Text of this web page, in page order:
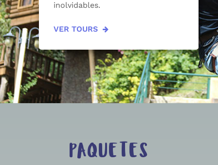
inolvidables.
VER TOURS
PAQUETES